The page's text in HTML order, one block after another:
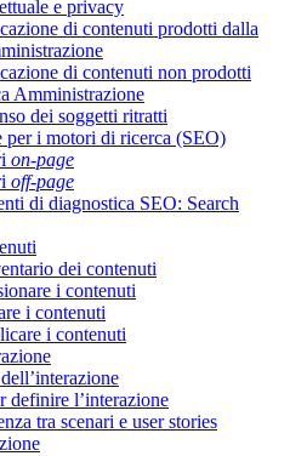
e privacy
di contenuti prodotti dalla
di contenuti non prodotti
Amministrazione
dei soggetti ritratti
per i motori di ricerca (SEO)
on-page
off-page
di diagnostica SEO: Search
dei contenuti
i contenuti
i contenuti
i contenuti
definire l’interazione
tra scenari e user stories